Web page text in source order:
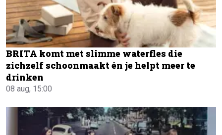
BRITA komt met slimme waterfles die
zichzelf schoonmaakt én je helpt meer te
drinken
08 aug, 15:00